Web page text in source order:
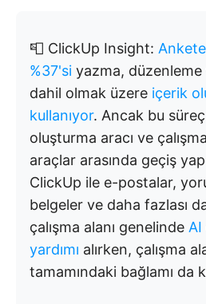
📮 ClickUp Insight:
%37'si yazma,
dahil olmak üzere içerik
kullanıyor. Ancak bu
oluşturma aracı ve
araçlar arasında geçiş
ClickUp ile e-postalar,
belgeler ve daha fazlası
çalışma alanı genelinde
yardımı alırken, çalışma
tamamındaki bağlamı da